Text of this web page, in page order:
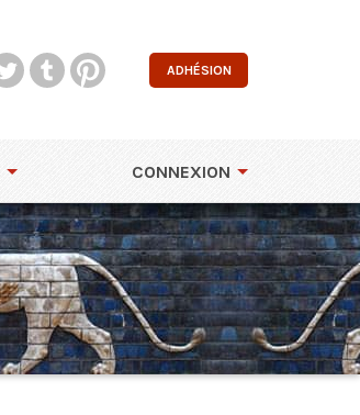
ADHÉSION
CONNEXION